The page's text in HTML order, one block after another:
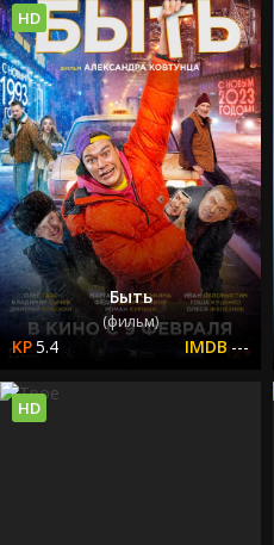
Быть
(фильм)
5.4 ---
HD
HD